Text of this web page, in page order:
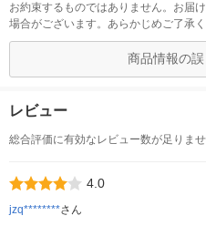
お約束するものではありません。お届
場合がございます。あらかじめご了承く
商品情報の
レビュー
総合評価に有効なレビュー数が足りま
4.0
jzq********さん